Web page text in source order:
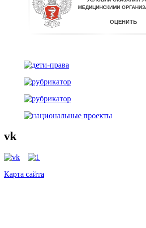
vk
Карта сайта